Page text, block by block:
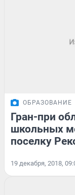
ОБРАЗОВАНИЕ
Гран-при
школьных
поселку
19 декабря, 2018,